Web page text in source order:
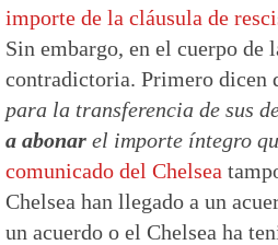
importe de la cláusula de
Sin embargo, en el cuerpo
contradictoria. Primero dicen
para la transferencia de sus
a abonar el importe íntegro
comunicado del Chelsea
Chelsea han llegado a un
un acuerdo o el Chelsea ha